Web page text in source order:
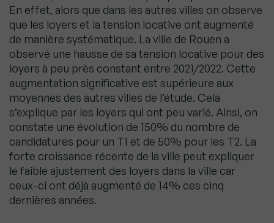
En effet, alors que dans les autres villes on observe
que les loyers et la tension locative ont augmenté
de manière systématique. La ville de Rouen a
observé une hausse de sa tension locative pour des
loyers à peu près constant entre 2021/2022. Cette
augmentation significative est supérieure aux
moyennes des autres villes de l’étude. Cela
s’explique par les loyers qui ont peu varié. Ainsi, on
constate une évolution de 150% du nombre de
candidatures pour un T1 et de 50% pour les T2. La
forte croissance récente de la ville peut expliquer
le faible ajustement des loyers dans la ville car
ceux-ci ont déjà augmenté de 14% ces cinq
dernières années.